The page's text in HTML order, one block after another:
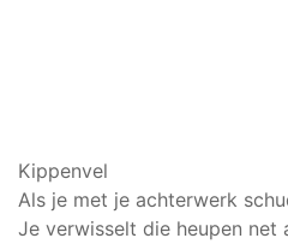
Kippenvel
Als je met je achterwerk
Je verwisselt die heupen net